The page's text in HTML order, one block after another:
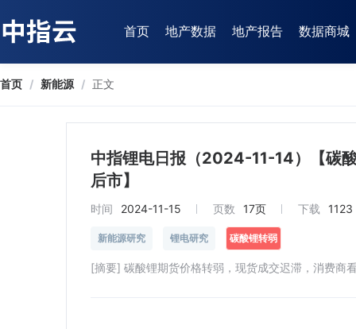
首页 地产数据 地产报告 数据商城
首页 / 新能源 / 正文
中指锂电日报（2024-11-14）【碳
后市】
时间 2024-11-15 页数 17页 下载 1123
新能源研究 锂电研究 碳酸锂转弱
[摘要] 碳酸锂期货价格转弱，现货成交迟滞，消费商